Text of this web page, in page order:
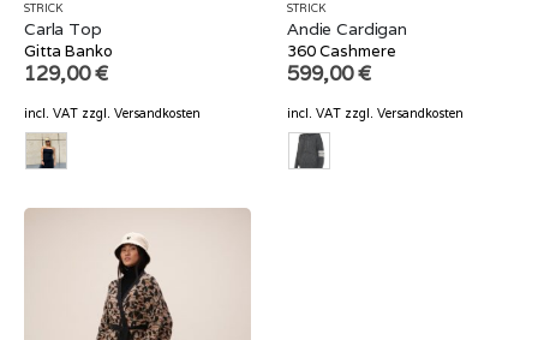
STRICK
Carla Top
Gitta Banko
129,00€
incl. VAT zzgl. Versandkosten
STRICK
Andie Cardigan
360 Cashmere
599,00€
incl. VAT zzgl. Versandkosten